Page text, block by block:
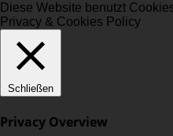
Diese Website benutzt
Privacy & Cookies Policy
Schließen
Privacy Overview